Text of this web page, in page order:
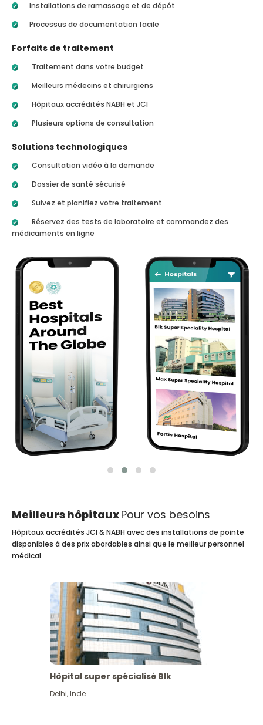
Installations de ramassage et de dépôt
Processus de documentation facile
Forfaits de traitement
Traitement dans votre budget
Meilleurs médecins et chirurgiens
Hôpitaux accrédités NABH et JCI
Plusieurs options de consultation
Solutions technologiques
Consultation vidéo à la demande
Dossier de santé sécurisé
Suivez et planifiez votre traitement
Réservez des tests de laboratoire et commandez des
médicaments en ligne
Meilleurs hôpitauxPour vos besoins
Hôpitaux accrédités JCI & NABH avec des installations de pointe
disponibles à des prix abordables ainsi que le meilleur personnel
médical.
Hôpital super spécialisé Blk
Delhi,Inde